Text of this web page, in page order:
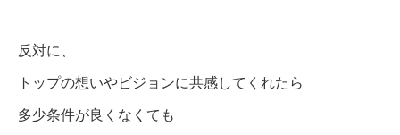
反対に、
トップの想いやビジョンに共感してくれたら
多少条件が良くなくても